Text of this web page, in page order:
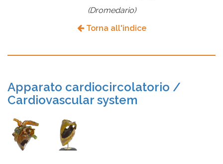
(Dromedario)
Torna all'indice
Apparato cardiocircolatorio /
Cardiovascular system